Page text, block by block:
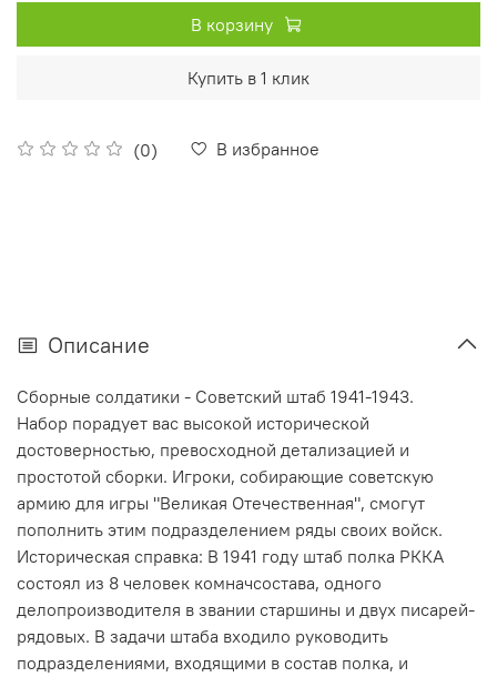
(0) В избранное
В корзину
Купить в 1 клик
Описание
Сборные солдатики - Советский штаб 1941-1943.
Набор порадует вас высокой исторической
достоверностью, превосходной детализацией и
простотой сборки. Игроки, собирающие советскую
армию для игры "Великая Отечественная", смогут
пополнить этим подразделением ряды своих войск.
Историческая справка: В 1941 году штаб полка РККА
состоял из 8 человек комначсостава, одного
делопроизводителя в звании старшины и двух писарей-
рядовых. В задачи штаба входило руководить
подразделениями, входящими в состав полка, и